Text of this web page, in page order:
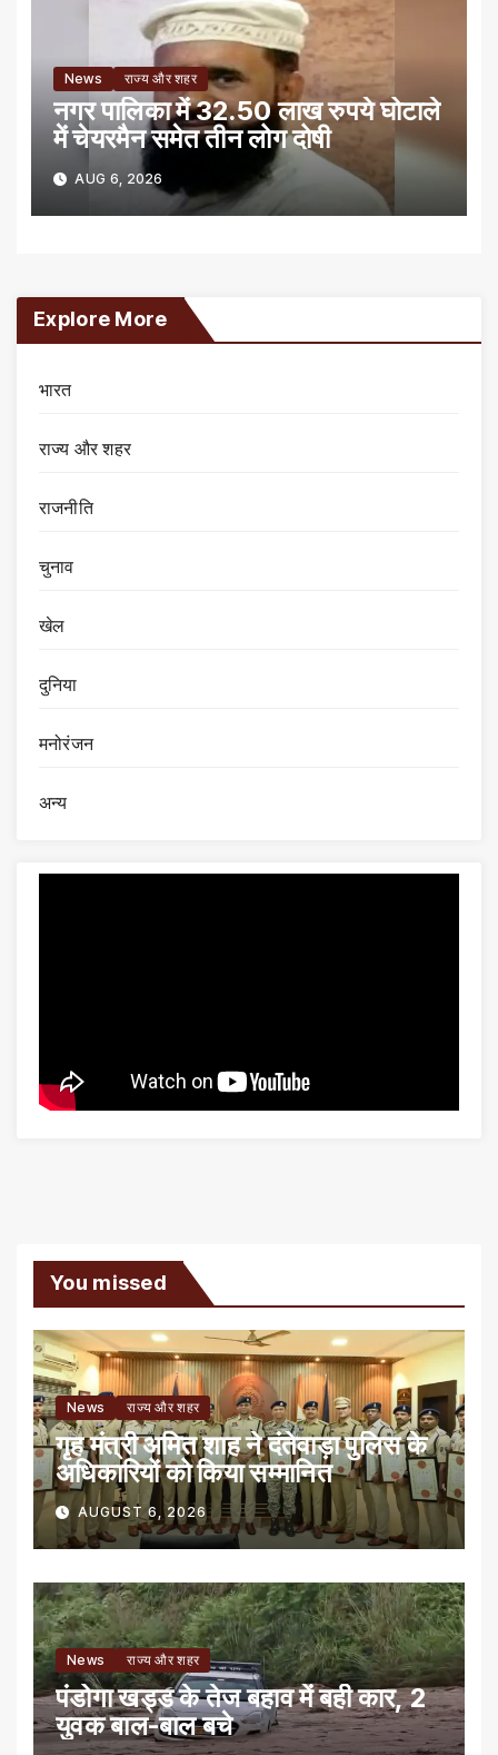
News राज्य और शहर
नगर पालिका में 32.50 लाख रुपये घोटाले
में चेयरमैन समेत तीन लोग दोषी
AUG 6, 2026
Explore More
भारत
राज्य और शहर
राजनीति
चुनाव
खेल
दुनिया
मनोरंजन
अन्य
You missed
News राज्य और शहर
गृह मंत्री अमित शाह ने दंतेवाड़ा पुलिस के
अधिकारियों को किया सम्मानित
AUGUST 6, 2026
News राज्य और शहर
पंडोगा खड्ड के तेज बहाव में बही कार, 2
युवक बाल-बाल बचे